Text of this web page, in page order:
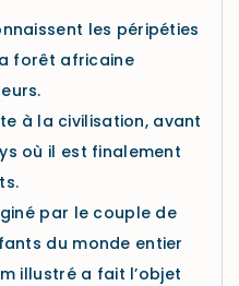
les péripéties
forêt africaine
à la civilisation, avant
où il est finalement
par le couple de
du monde entier
illustré a fait l’objet